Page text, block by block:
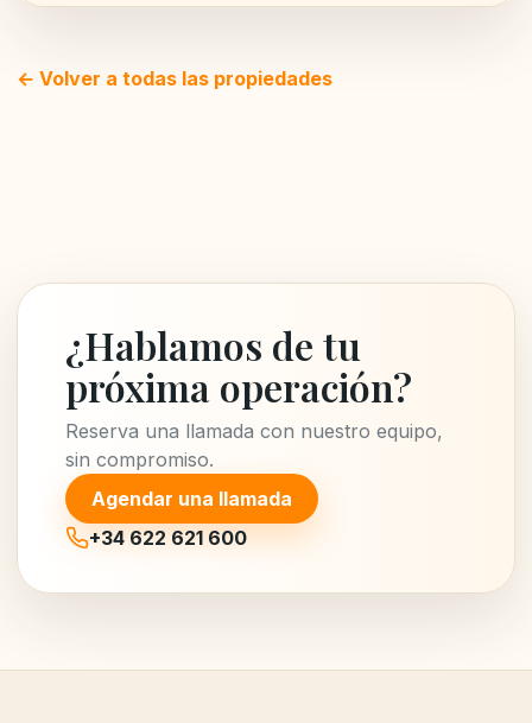
← Volver a todas las propiedades
¿Hablamos de tu
próxima operación?
Reserva una llamada con nuestro equipo,
sin compromiso.
Agendar una llamada
+34 622 621 600